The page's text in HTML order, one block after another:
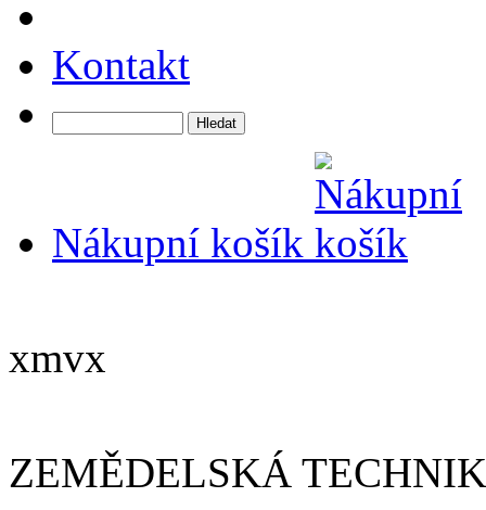
Kontakt
Nákupní košík
xmvx
ZEMĚDELSKÁ